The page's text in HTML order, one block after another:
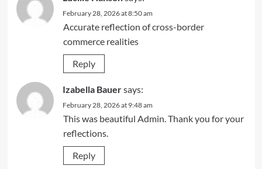
February 28, 2026 at 8:50 am
Accurate reflection of cross-border
commerce realities
Reply
Izabella Bauersays:
February 28, 2026 at 9:48 am
This was beautiful Admin. Thank you for your
reflections.
Reply